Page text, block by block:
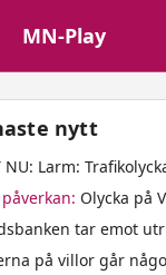
MN-Play
nytt
NU: Larm:
Olycka på
tar emot
på villor går